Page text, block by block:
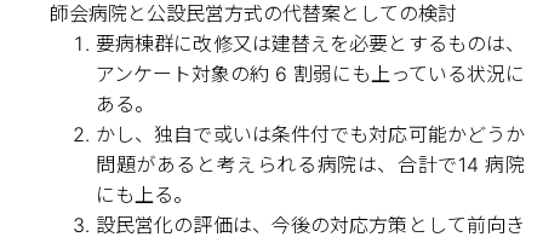
師会病院と公設民営方式の代替案としての検討
要病棟群に改修又は建替えを必要とするものは、
アンケート対象の約 6 割弱にも上っている状況に
ある。
かし、独自で或いは条件付でも対応可能かどうか
問題があると考えられる病院は、合計で14 病院
にも上る。
設民営化の評価は、今後の対応方策として前向き